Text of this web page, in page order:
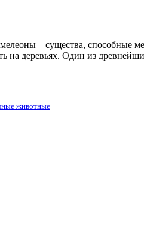
– существа, способные
на деревьях. Один из
животные